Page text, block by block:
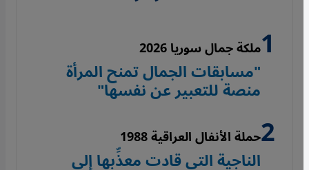
ملكة جمال سوريا 2026
"مسابقات الجمال تمنح المرأة
منصة للتعبير عن نفسها"
حملة الأنفال العراقية 1988
الناجية التي قادت معذِّبها إلى